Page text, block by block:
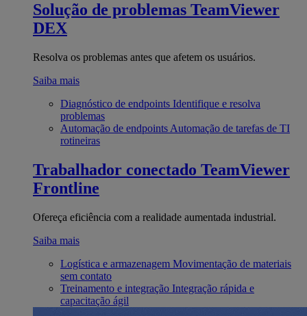
Solução de problemas TeamViewer
DEX
Resolva os problemas antes que afetem os usuários.
Saiba mais
Diagnóstico de endpoints Identifique e resolva
problemas
Automação de endpoints Automação de tarefas de TI
rotineiras
Trabalhador conectado TeamViewer
Frontline
Ofereça eficiência com a realidade aumentada industrial.
Saiba mais
Logística e armazenagem Movimentação de materiais
sem contato
Treinamento e integração Integração rápida e
capacitação ágil